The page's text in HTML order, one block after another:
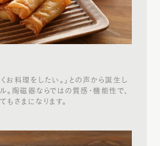
お料理をしたい。」との声から誕生し
。陶磁器ならではの質感・機能性で、
もさまになります。